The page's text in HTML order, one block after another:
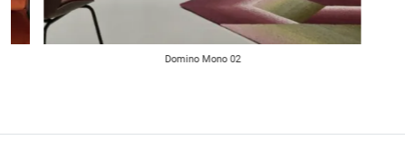
Domino Mono 02